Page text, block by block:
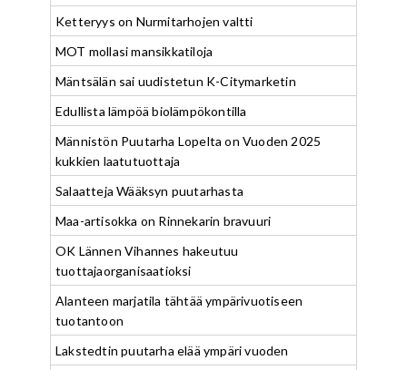
Ketteryys on Nurmitarhojen valtti
MOT mollasi mansikkatiloja
Mäntsälän sai uudistetun K-Citymarketin
Edullista lämpöä biolämpökontilla
Männistön Puutarha Lopelta on Vuoden 2025
kukkien laatutuottaja
Salaatteja Wääksyn puutarhasta
Maa-artisokka on Rinnekarin bravuuri
OK Lännen Vihannes hakeutuu
tuottajaorganisaatioksi
Alanteen marjatila tähtää ympärivuotiseen
tuotantoon
Lakstedtin puutarha elää ympäri vuoden